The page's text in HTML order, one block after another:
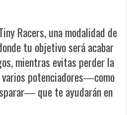
Racers, una modalidad de
tu objetivo será acabar
mientras evitas perder la
varios potenciadores―como
que te ayudarán en